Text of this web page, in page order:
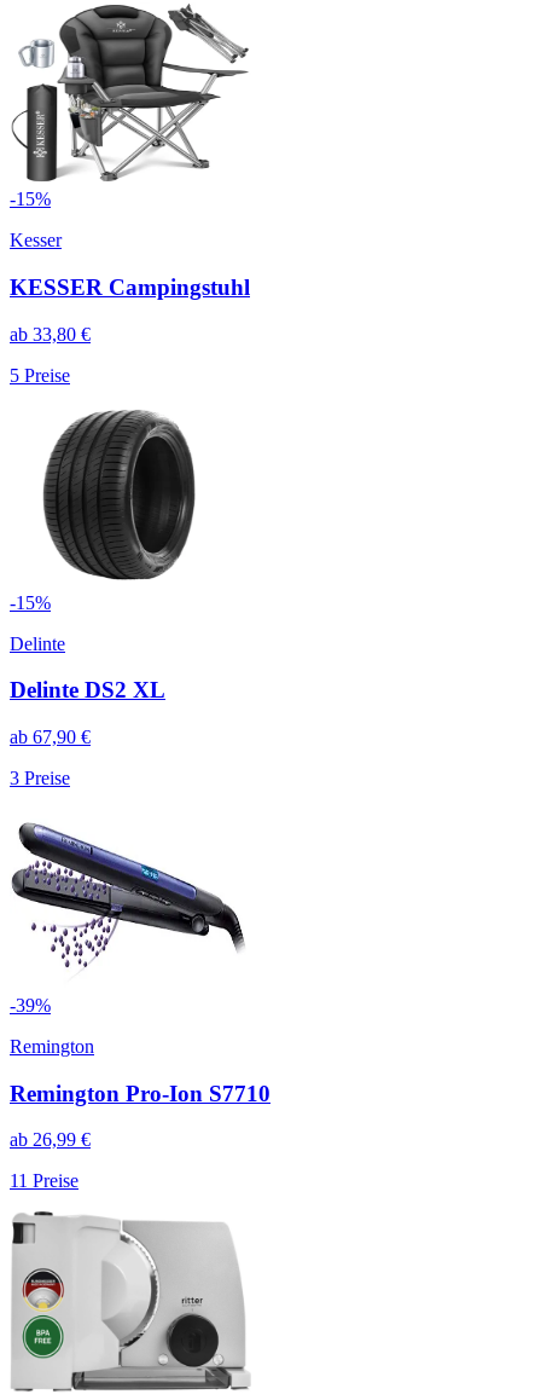
-15%
Kesser
KESSER Campingstuhl
ab 33,80 €
5 Preise
-15%
Delinte
Delinte DS2 XL
ab 67,90 €
3 Preise
-39%
Remington
Remington Pro-Ion S7710
ab 26,99 €
11 Preise